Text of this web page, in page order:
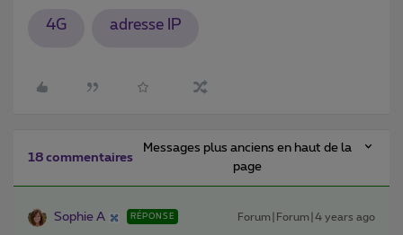
4G adresse IP
18 commentaires
Messages plus anciens en haut de la
page
Sophie A RÉPONSE Forum|Forum|4 years ago